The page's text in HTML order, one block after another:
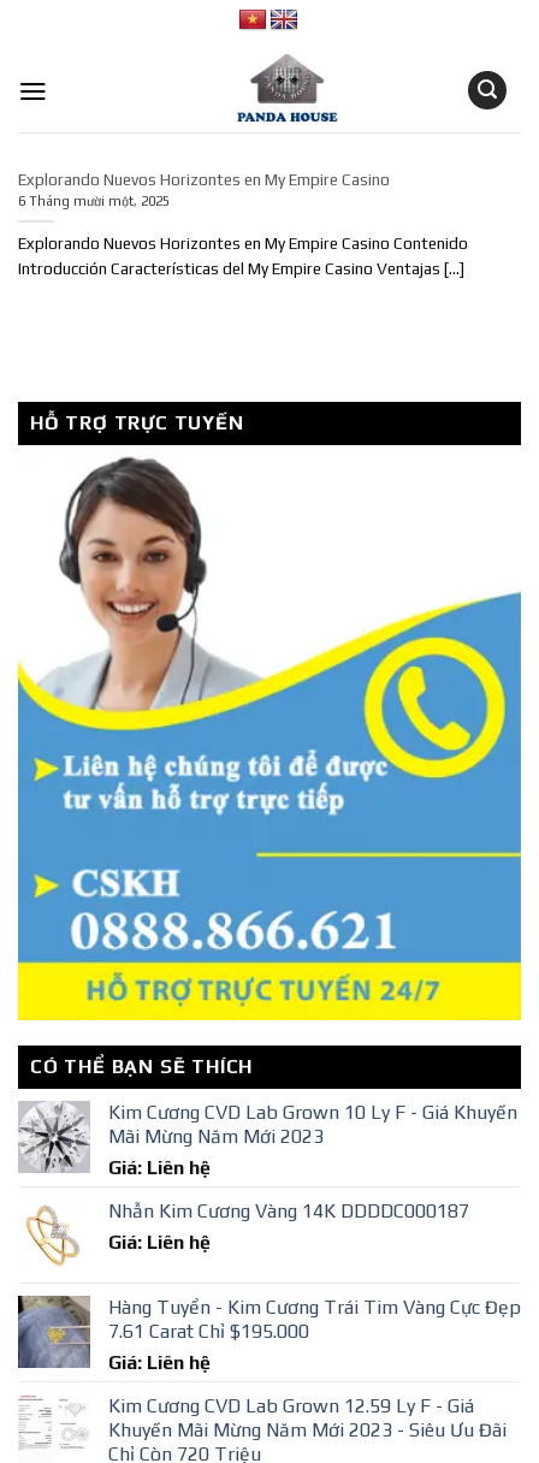
Explorando Nuevos Horizontes en My Empire Casino
6 Tháng mười một, 2025
Explorando Nuevos Horizontes en My Empire Casino Contenido
Introducción Características del My Empire Casino Ventajas [...]
HỖ TRỢ TRỰC TUYẾN
CÓ THỂ BẠN SẼ THÍCH
Kim Cương CVD Lab Grown 10 Ly F - Giá Khuyến
Mãi Mừng Năm Mới 2023
Giá: Liên hệ
Nhẫn Kim Cương Vàng 14K DDDDC000187
Giá: Liên hệ
Hàng Tuyển - Kim Cương Trái Tim Vàng Cực Đẹp
7.61 Carat Chỉ $195.000
Giá: Liên hệ
Kim Cương CVD Lab Grown 12.59 Ly F - Giá
Khuyến Mãi Mừng Năm Mới 2023 - Siêu Ưu Đãi
Chỉ Còn 720 Triệu